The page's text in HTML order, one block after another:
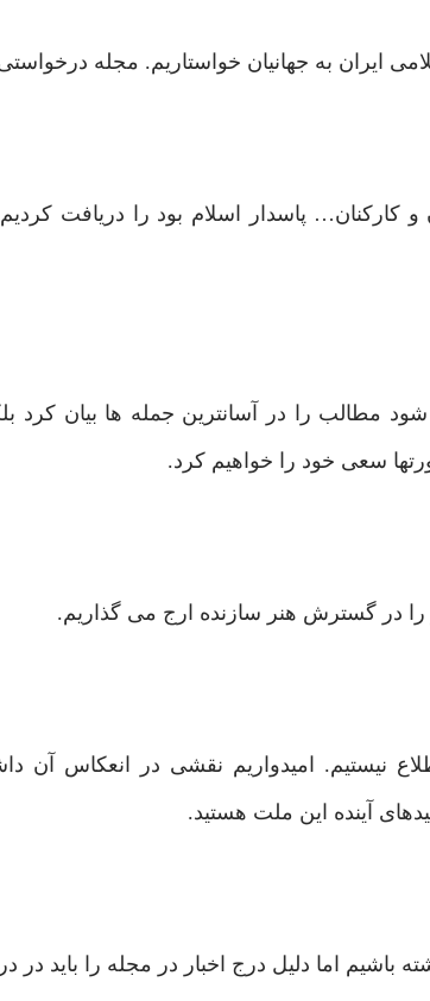
ایران به جهانیان خواستاریم. مجله
پاسدار اسلام بود را دریافت کردیم.
را در آسانترین جمله ها بیان کرد بلکه
سعی خود را خواهیم کرد.
در گسترش هنر سازنده ارج می گذاریم.
نیستیم. امیدواریم نقشی در انعکاس آن
آینده این ملت هستید.
باشیم اما دلیل درج اخبار در مجله را باید